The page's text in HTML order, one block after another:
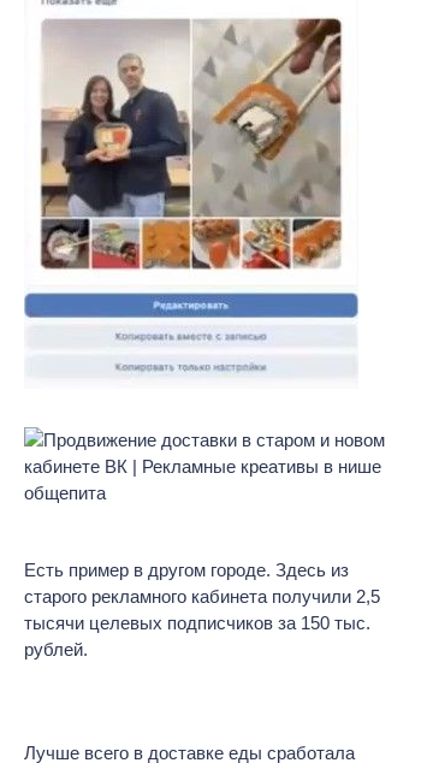
Есть пример в другом городе. Здесь из
старого рекламного кабинета получили 2,5
тысячи целевых подписчиков за 150 тыс.
рублей.
Лучше всего в доставке еды сработала